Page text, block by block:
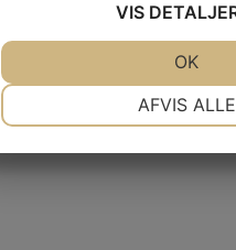
VIS
AFVIS ALLE
OK